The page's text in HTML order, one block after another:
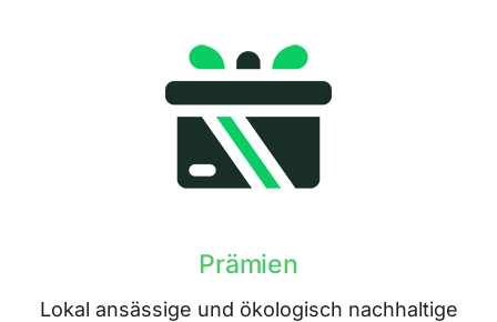
Prämien
Lokal ansässige und ökologisch nachhaltige